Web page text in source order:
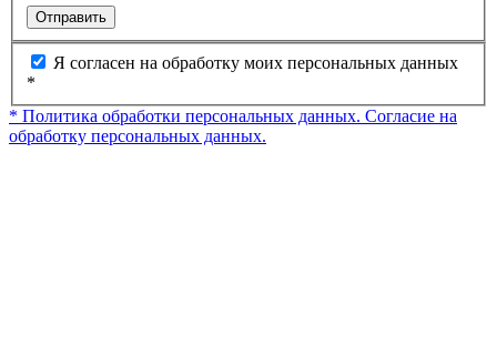
Отправить
Я согласен на обработку моих персональных данных
*
* Политика обработки персональных данных. Согласие на
обработку персональных данных.